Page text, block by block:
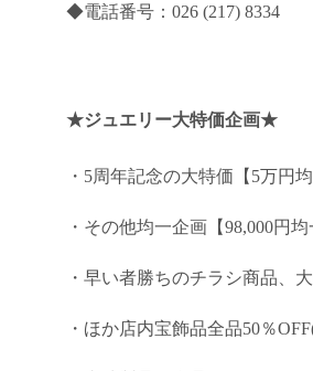
◆電話番号：026 (217) 8334
★ジュエリー大特価企画★
・5周年記念の大特価【5万円
・その他均一企画【98,000円均
・早い者勝ちのチラシ商品、
・ほか店内宝飾品全品50％